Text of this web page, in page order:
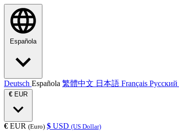
Española
Deutsch Española 繁體中文 日本語 Français Русский
€ EUR
€ EUR (Euro) $ USD (US Dollar)